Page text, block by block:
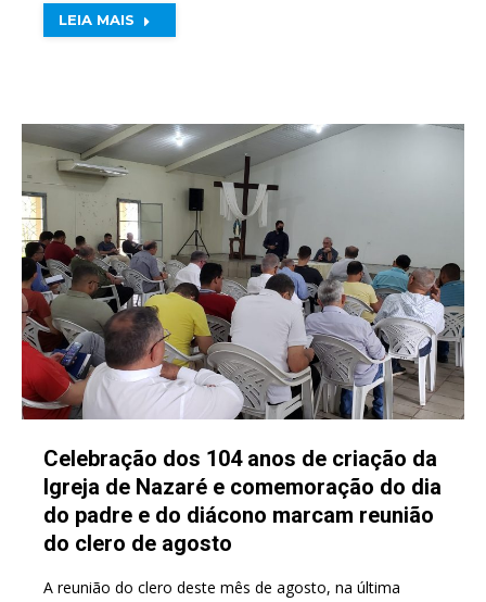
LEIA MAIS
Celebração dos 104 anos de criação da
Igreja de Nazaré e comemoração do dia
do padre e do diácono marcam reunião
do clero de agosto
A reunião do clero deste mês de agosto, na última